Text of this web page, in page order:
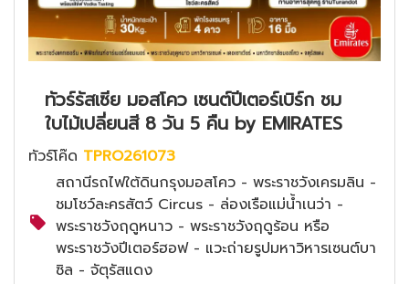
ทัวร์รัสเซีย มอสโคว เซนต์ปีเตอร์เบิร์ก ชม
ใบไม้เปลี่ยนสี 8 วัน 5 คืน by EMIRATES
ทัวร์โค๊ด TPRO261073
สถานีรถไฟใต้ดินกรุงมอสโคว - พระราชวังเครมลิน -
ชมโชว์ละครสัตว์ Circus - ล่องเรือแม่น้ำเนว่า -
พระราชวังฤดูหนาว - พระราชวังฤดูร้อน หรือ
พระราชวังปีเตอร์ฮอฟ - แวะถ่ายรูปมหาวิหารเซนต์บา
ซิล - จัตุรัสแดง